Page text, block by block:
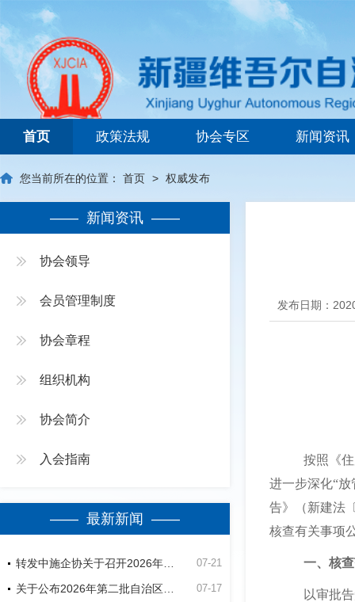
新疆维吾尔自治区建筑业协会
首页 政策法规 协会专区 新闻资讯
您当前所在的位置： 首页 > 权威发布
—— 新闻资讯 ——
协会领导
会员管理制度
协会章程
组织机构
协会简介
入会指南
—— 最新新闻 ——
07-21
07-17
发布日期：
按照《
进一步深化“
告》（新建法
核查有关事项
一、核
以审批